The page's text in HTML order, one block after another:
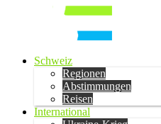
Schweiz
Regionen
Abstimmungen
Reisen
International